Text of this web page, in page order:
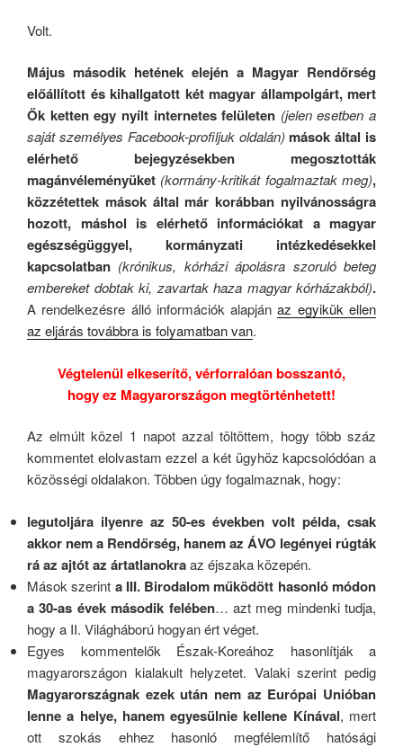
Volt.
Május második hetének elején a Magyar Rendőrség
előállított és kihallgatott két magyar állampolgárt, mert
Ők ketten egy nyílt internetes felületen (jelen esetben a
saját személyes Facebook-profiljuk oldalán) mások által is
elérhető bejegyzésekben megosztották
magánvéleményüket (kormány-kritikát fogalmaztak meg),
közzétettek mások által már korábban nyilvánosságra
hozott, máshol is elérhető információkat a magyar
egészségüggyel, kormányzati intézkedésekkel
kapcsolatban (krónikus, kórházi ápolásra szoruló beteg
embereket dobtak ki, zavartak haza magyar kórházakból).
A rendelkezésre álló információk alapjánaz egyikük ellen
az eljárás továbbra is folyamatban van.
Végtelenül elkeserítő, vérforralóan bosszantó,
hogy ez Magyarországon megtörténhetett!
Az elmúlt közel 1 napot azzal töltöttem, hogy több száz
kommentet elolvastam ezzel a két ügyhöz kapcsolódóan a
közösségi oldalakon. Többen úgy fogalmaznak, hogy:
legutoljára ilyenre az 50-es években volt példa, csak
akkor nem a Rendőrség, hanem az ÁVO legényei rúgták
rá az ajtót az ártatlanokraaz éjszaka közepén.
Mások szerint a III. Birodalom működött hasonló módon
a 30-as évek második felében… azt meg mindenki tudja,
hogy a II. Világháború hogyan ért véget.
Egyes kommentelők Észak-Koreához hasonlítják a
magyarországon kialakult helyzetet. Valaki szerint pedig
Magyarországnak ezek után nem az Európai Unióban
lenne a helye, hanem egyesülnie kellene Kínával, mert
ott szokás ehhez hasonló megfélemlítő hatósági